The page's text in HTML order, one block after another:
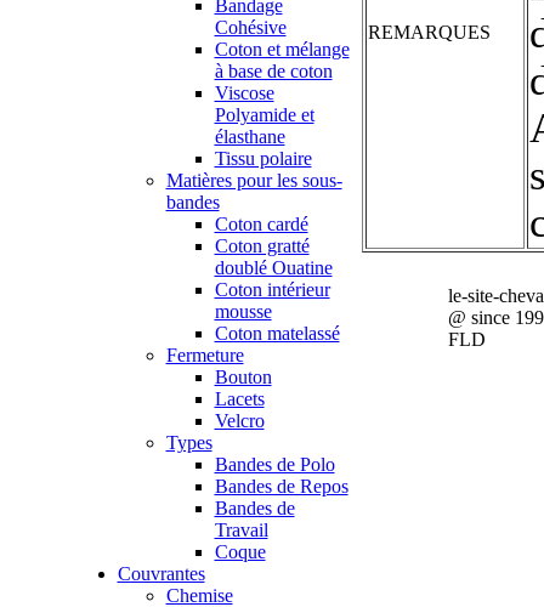
Bandage
Cohésive
Coton et mélange
à base de coton
Viscose
Polyamide et
élasthane
Tissu polaire
Matières pour les sous-
bandes
Coton cardé
Coton gratté
doublé Ouatine
Coton intérieur
mousse
Coton matelassé
Fermeture
Bouton
Lacets
Velcro
Types
Bandes de Polo
Bandes de Repos
Bandes de
Travail
Coque
Couvrantes
Chemise
REMARQUES
le-site-
@ since
FLD